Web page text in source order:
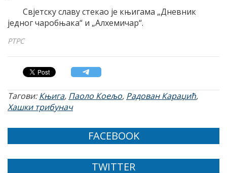
Свјетску славу стекао је књигама „Дневник
једног чаробњака“ и „Алхемичар“.
РТРС
Тагови:Књига, Паоло Коељо, Радован Караџић,
Хашки трибунач
FACEBOOK
TWITTER